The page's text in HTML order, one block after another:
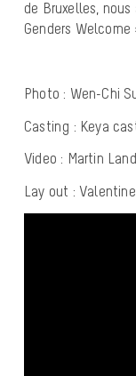
de Bruxelles,
Genders Welcome
Photo : Wen-Chi
Casting : Keya
Video : Martin
Lay out :